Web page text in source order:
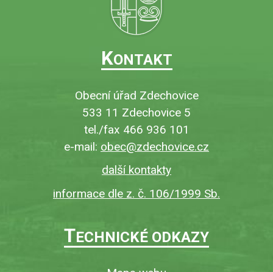
KONTAKT
Obecní úřad Zdechovice
533 11 Zdechovice 5
tel./fax 466 936 101
e-mail: obec@zdechovice.cz
další kontakty
informace dle z. č. 106/1999 Sb.
TECHNICKÉ ODKAZY